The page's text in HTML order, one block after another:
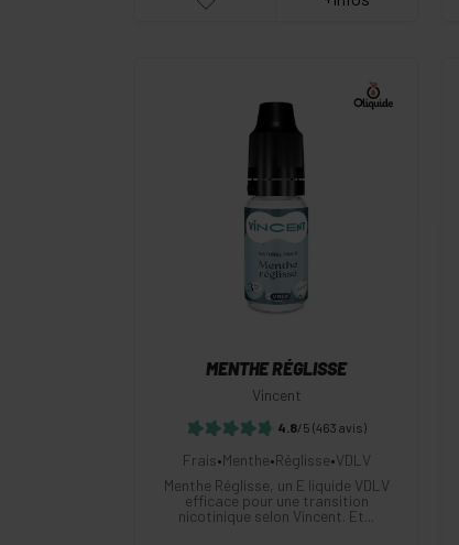
Commander
MENTHE RÉGLISSE
Vincent
4.8/5 (463 avis)
Frais•Menthe•Réglisse•VDLV
Menthe Réglisse, un E liquide VDLV
efficace pour une transition
nicotinique selon Vincent. Et...